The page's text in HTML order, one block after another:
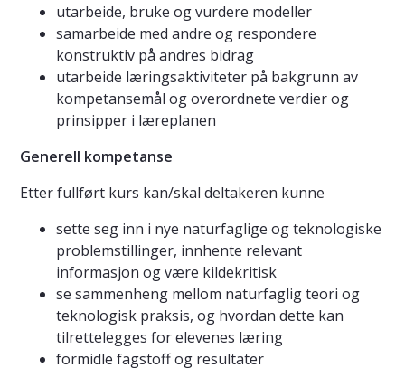
utarbeide, bruke og vurdere modeller
samarbeide med andre og respondere
konstruktiv på andres bidrag
utarbeide læringsaktiviteter på bakgrunn av
kompetansemål og overordnete verdier og
prinsipper i læreplanen
Generell kompetanse
Etter fullført kurs kan/skal deltakeren kunne
sette seg inn i nye naturfaglige og teknologiske
problemstillinger, innhente relevant
informasjon og være kildekritisk
se sammenheng mellom naturfaglig teori og
teknologisk praksis, og hvordan dette kan
tilrettelegges for elevenes læring
formidle fagstoff og resultater